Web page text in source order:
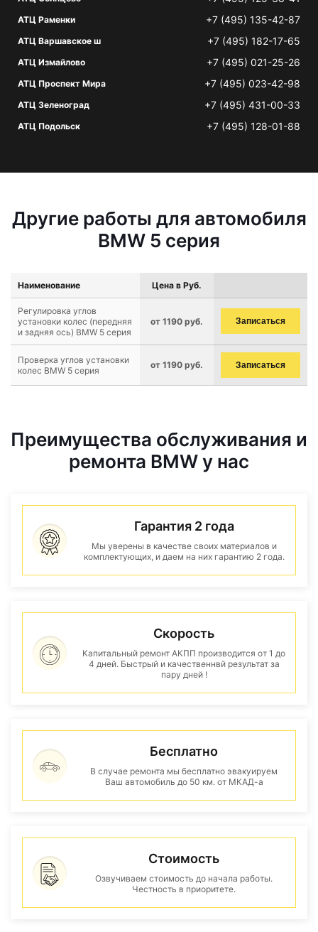
АТЦ Раменки +7 (495) 135-42-87
АТЦ Варшавское ш +7 (495) 182-17-65
АТЦ Измайлово +7 (495) 021-25-26
АТЦ Проспект Мира +7 (495) 023-42-98
АТЦ Зеленоград +7 (495) 431-00-33
АТЦ Подольск +7 (495) 128-01-88
Другие работы для автомобиля
BMW 5 серия
Наименование Цена в Руб.
Регулировка углов
установки колес (передняя
и задняя ось) BMW 5 серия
от 1190 руб. Записаться
Проверка углов установки
колес BMW 5 серия
от 1190 руб. Записаться
Преимущества обслуживания и
ремонта BMW у нас
Гарантия 2 года
Мы уверены в качестве своих материалов и
комплектующих, и даем на них гарантию 2 года.
Скорость
Капитальный ремонт АКПП производится от 1 до
4 дней. Быстрый и качественнвй результат за
пару дней !
Бесплатно
В случае ремонта мы бесплатно эвакуируем
Ваш автомобиль до 50 км. от МКАД-а
Стоимость
Озвучиваем стоимость до начала работы.
Честность в приоритете.